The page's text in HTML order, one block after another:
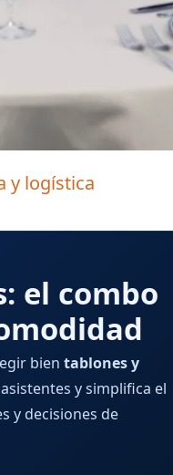
y logística
el combo
bien tablones y
y simplifica el
y decisiones de